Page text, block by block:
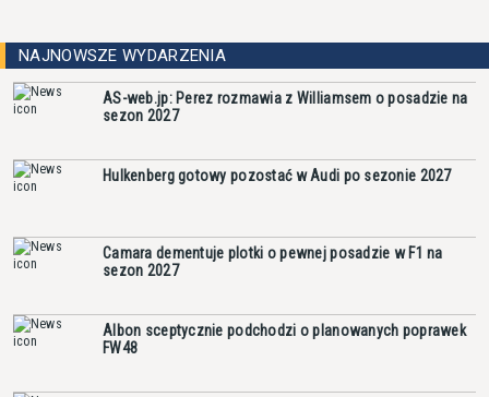
NAJNOWSZE WYDARZENIA
AS-web.jp: Perez rozmawia z Williamsem o posadzie na
sezon 2027
Hulkenberg gotowy pozostać w Audi po sezonie 2027
Camara dementuje plotki o pewnej posadzie w F1 na
sezon 2027
Albon sceptycznie podchodzi o planowanych poprawek
FW48